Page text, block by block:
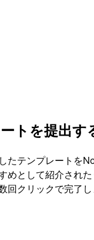
トを提出す
たテンプレートを
めとして紹介され
回クリックで完了し